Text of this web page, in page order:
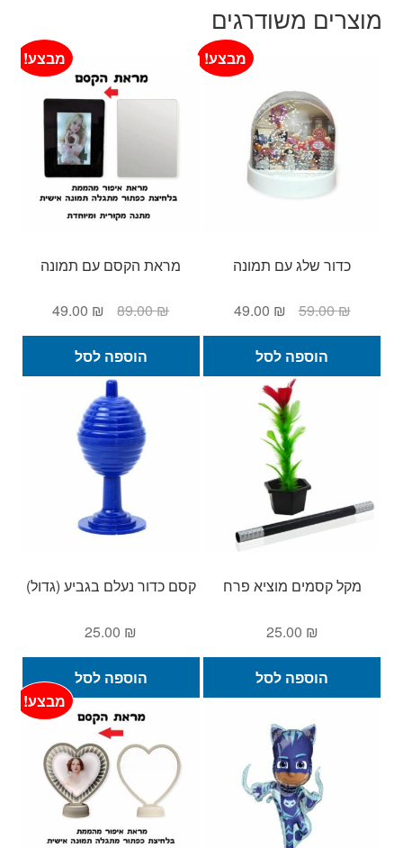
מוצרים משודרגים
כדור שלג עם תמונה
מבצע!
59.00₪
המחיר
המקורי
היה:
59.00 ₪.
49.00 ₪
המחיר
הנוכחי
49.00 ₪.
הוספה לסל
מראת הקסם עם תמונה
מבצע!
89.00₪
המחיר
המקורי
היה:
89.00 ₪.
49.00 ₪
המחיר
הנוכחי
49.00 ₪.
הוספה לסל
מקל קסמים מוציא פרח
25.00 ₪
הוספה לסל
קסם כדור נעלם בגביע (גדול)
25.00 ₪
הוספה לסל
מבצע!